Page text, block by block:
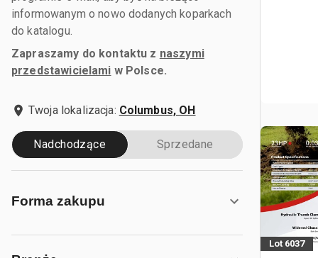
informowanym o nowo dodanych koparkach
do katalogu.
Zapraszamy do kontaktu z naszymi
przedstawicielami w Polsce.
Twoja lokalizacja: Columbus, OH
Nadchodzące Sprzedane
Forma zakupu
Lot 6037